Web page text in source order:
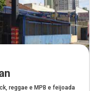
reggae e MPB e feijoada